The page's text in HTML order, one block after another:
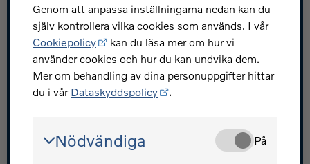
Investerarrelationer
Ziklo utvecklarportal
© Ziklo Bank AB (publ) Org.nr 556069-0967
Genom att anpassa inställningarna nedan kan du
själv kontrollera vilka cookies som används. I vår
Cookiepolicy
kan du läsa mer om hur vi
använder cookies och hur du kan undvika dem.
Mer om behandling av dina personuppgifter hittar
du i vår Dataskyddspolicy .
Nödvändiga På